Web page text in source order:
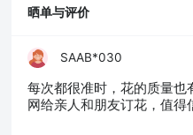
晒单与评价
SAAB*030
每次都很准时，花的质量
网给亲人和朋友订花，值得